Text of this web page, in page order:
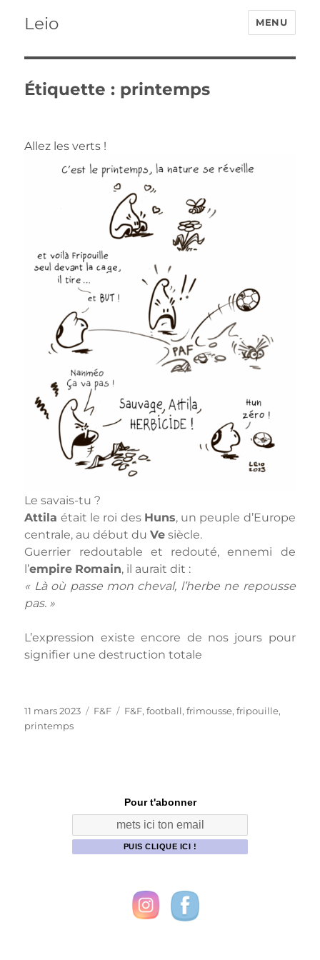
Leio MENU
Étiquette : printemps
Allez les verts !
Le savais-tu ?
Attila était le roi des Huns, un peuple d’Europe
centrale, au début duVe siècle.
Guerrier redoutable et redouté, ennemi de
l’empire Romain, il aurait dit :
« Là où passe mon cheval, l’herbe ne repousse
pas. »
L’expression existe encore de nos jours pour
signifier une destruction totale
Publié
le
11 mars 2023 Catégories
F&F Étiquettes
F&F,football,frimousse,fripouille,
printemps
Pour t'abonner